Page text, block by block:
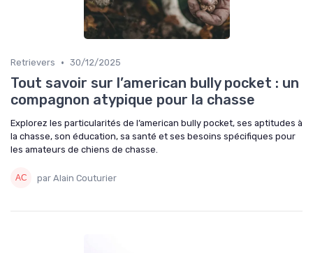
Retrievers • 30/12/2025
Tout savoir sur l’american bully pocket : un
compagnon atypique pour la chasse
Explorez les particularités de l’american bully pocket, ses aptitudes à
la chasse, son éducation, sa santé et ses besoins spécifiques pour
les amateurs de chiens de chasse.
par Alain Couturier